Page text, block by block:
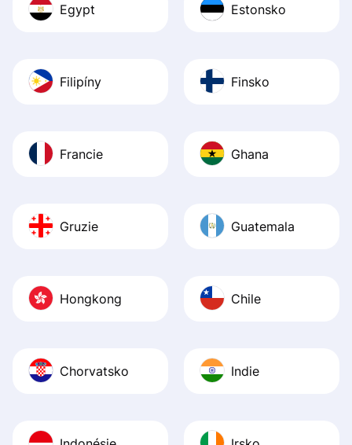
Egypt Estonsko
Filipíny Finsko
Francie Ghana
Gruzie Guatemala
Hongkong Chile
Chorvatsko Indie